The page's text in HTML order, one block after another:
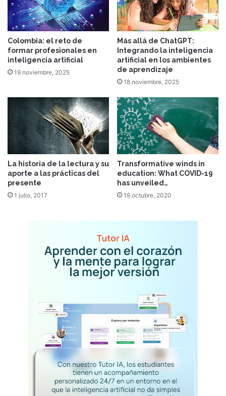
Colombia: el reto de
formar profesionales en
inteligencia artificial
19 noviembre, 2025
Más allá de ChatGPT:
Integrando la inteligencia
artificial en los ambientes
de aprendizaje
18 noviembre, 2025
La historia de la lectura y su
aporte a las prácticas del
presente
1 julio, 2017
Transformative winds in
education: What COVID-19
has unveiled…
19 octubre, 2020